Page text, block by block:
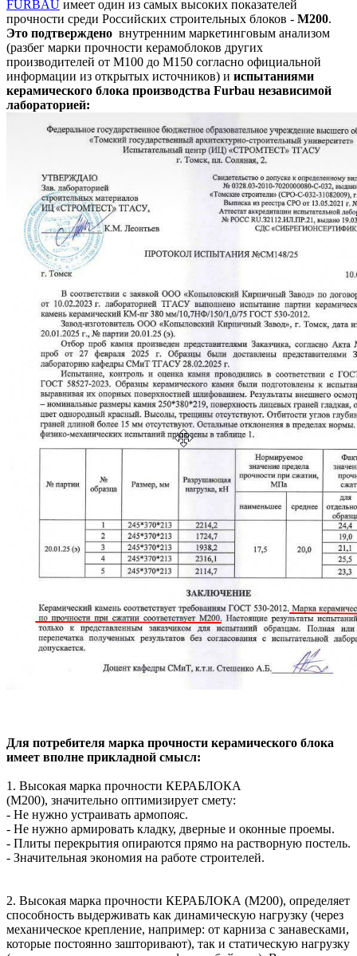
FURBAU имеет один из самых высоких показателей
прочности среди Российских строительных блоков - М200.
Это подтверждено внутренним маркетинговым анализом
(разбег марки прочности керамоблоков других
производителей от М100 до М150 согласно официальной
информации из открытых источников) и испытаниями
керамического блока производства Furbau независимой
лабораторией:
Для потребителя марка прочности керамического блока
имеет вполне прикладной смысл:
1. Высокая марка прочности КЕРАБЛОКА
(М200), значительно оптимизирует смету:
- Не нужно устраивать армопояс.
- Не нужно армировать кладку, дверные и оконные проемы.
- Плиты перекрытия опираются прямо на растворную постель.
- Значительная экономия на работе строителей.
2. Высокая марка прочности КЕРАБЛОКА (М200), определяет
способность выдерживать как динамическую нагрузку (через
механическое крепление, например: от карниза с занавесками,
которые постоянно зашторивают), так и статическую нагрузку